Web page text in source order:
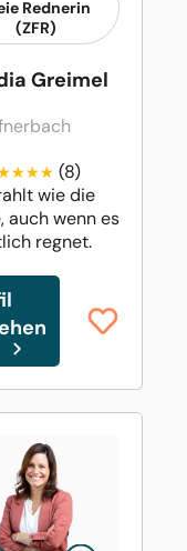
Rednerin
(ZFR)
Greimel
(8)
wie die
auch wenn es
regnet.